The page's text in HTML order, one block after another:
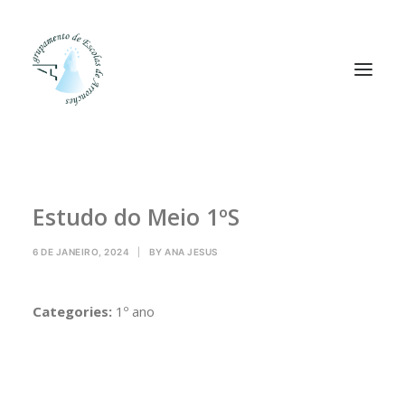
Alunos
Pessoal
Projetos
Estudo do Meio 1ºS
6 DE JANEIRO, 2024 BY ANA JESUS
Categories: 1º ano